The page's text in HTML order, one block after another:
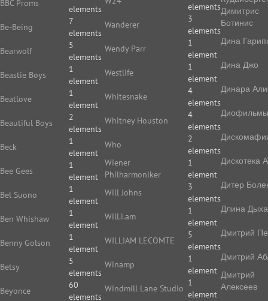
BBC Proms
elements
Be-Being
7
elements
Bearwolf
5
elements
Beastie Boys
1
element
Beatlove
1
element
Beautiful Boys
2
elements
Beck
1
element
Bee Gees
1
element
Bel Suono
1
element
Ben Whishaw
1
element
Benny Golson
1
element
Betsy
5
elements
Beyonce
60
elements
elements
Wanderer
3
elements
Wendy Parr
1
element
Westlife
1
element
Whitesnake
4
elements
Whitney Houston
4
elements
Who
2
elements
Wiener
Philharmoniker
1
element
Will Johns
3
elements
Will.i.am
1
element
WILLIAM LECOMTE
5
elements
Winamp
1
element
Windmill Lane Studio
1
element
Димитрис
Ботинис
Дина
Дина Джо
Динара
Диофильмы
Дискотека
Дитер
Длина
Дмитрий
Дмитрий
Дмитрий
Алексеев